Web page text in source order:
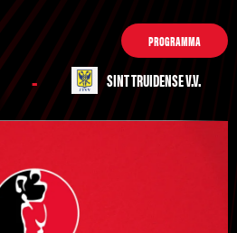
- SINT TRUIDENSE V.V.
PROGRAMMA